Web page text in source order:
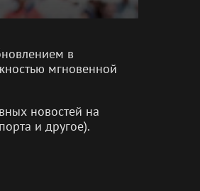
в
мгновенной
новостей на
и другое).